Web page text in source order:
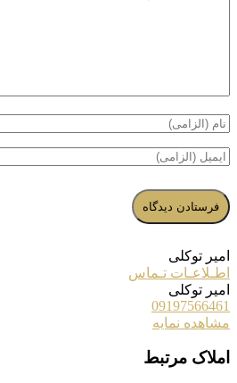
امیر توکلی
اطـلاعـات تـماس
امیر توکلی
09197566461
مشاهده نمایه
املاک مرتبط